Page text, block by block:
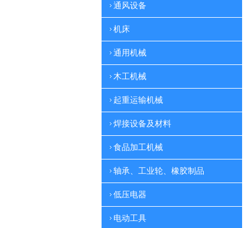
通风设备
机床
通用机械
木工机械
起重运输机械
焊接设备及材料
食品加工机械
轴承、工业轮、橡胶制品
低压电器
电动工具